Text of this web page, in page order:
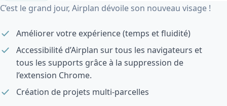
C’est le grand jour, Airplan dévoile son nouveau visage !
Améliorer votre expérience (temps et fluidité)
Accessibilité d’Airplan sur tous les navigateurs et
tous les supports grâce à la suppression de
l’extension Chrome.
Création de projets multi-parcelles